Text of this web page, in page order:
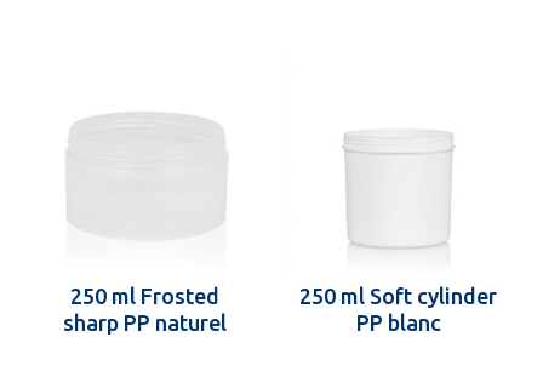
250 ml Frosted
sharp PP naturel
250 ml Soft cylinder
PP blanc